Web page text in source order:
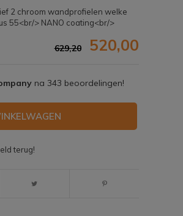
2 chroom wandprofielen welke
55<br/> NANO coating<br/>
629,20 520,00
na 343 beoordelingen!
terug!